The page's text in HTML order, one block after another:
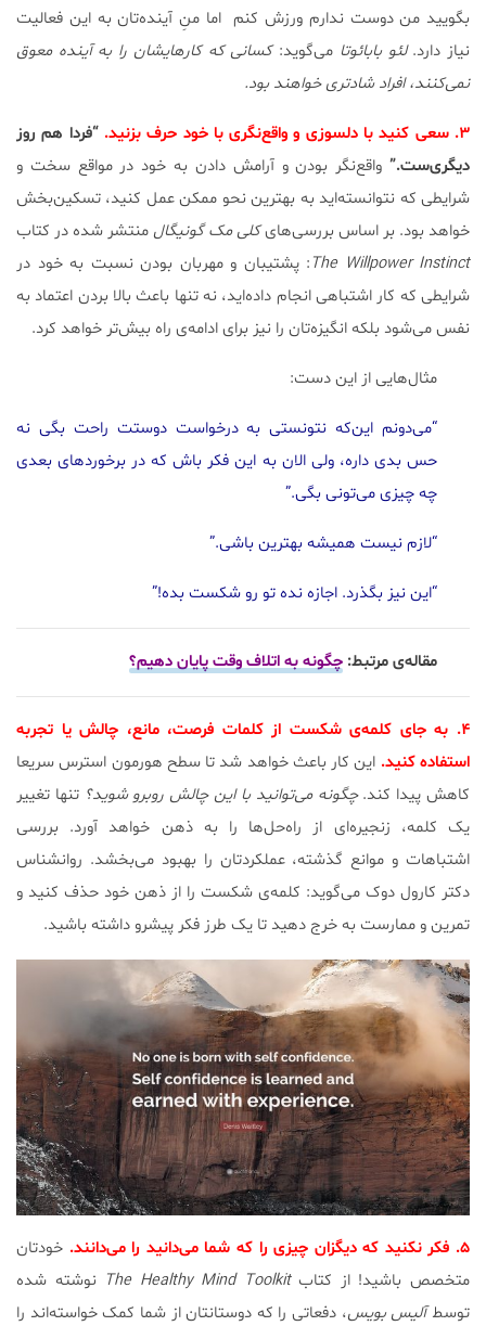
بگویید من دوست ندارم ورزش کنم اما منِ آینده‌تان به این فعالیت
نیاز دارد.لئو بابائوتا می‌گوید:کسانی که کارهایشان را به آینده معوق
نمی‌کنند، افراد شادتری خواهند بود.
۳. سعی کنید با دلسوزی و واقع‌نگری با خود حرف بزنید.
“فردا هم روز
دیگری‌ست.” واقع‌نگر بودن و آرامش دادن به خود در مواقع سخت و
شرایطی که نتوانسته‌اید به بهترین نحو ممکن عمل کنید، تسکین‌بخش
خواهد بود. بر اساس بررسی‌هایکلی مک گونیگال منتشر شده در کتاب
The Willpower Instinct: پشتیبان و مهربان بودن نسبت به خود در
شرایطی که کار اشتباهی انجام داده‌اید، نه تنها باعث بالا بردن اعتماد به
نفس می‌شود بلکه انگیزه‌تان را نیز برای ادامه‌ی راه بیش‌تر خواهد کرد.
مثال‌هایی از این دست:
“می‌دونم این‌که نتونستی به درخواست دوستت راحت بگی نه
حس بدی داره، ولی الان به این فکر باش که در برخوردهای بعدی
چه چیزی می‌تونی بگی.”
“لازم نیست همیشه بهترین باشی.”
“این نیز بگذرد. اجازه نده تو رو شکست بده!”
مقاله‌ی مرتبط: چگونه به اتلاف وقت پایان دهیم؟
۴. به جای کلمه‌ی شکست از کلمات فرصت، مانع، چالش یا تجربه
استفاده کنید. این کار باعث خواهد شد تا سطح هورمون استرس سریعا
کاهش پیدا کند.چگونه می‌توانید با این چالش روبرو شوید؟ تنها تغییر
یک کلمه، زنجیره‌ای از راه‌حل‌ها را به ذهن خواهد آورد. بررسی
اشتباهات و موانع گذشته، عملکردتان را بهبود می‌بخشد. روانشناس
دکتر کارول دوک می‌گوید: کلمه‌ی شکست را از ذهن خود حذف کنید و
تمرین و ممارست به خرج دهید تا یک طرز فکر پیشرو داشته باشید.
۵. فکر نکنید که دیگزان چیزی را که شما می‌دانید را می‌دانند.
خودتان
متخصص باشید! از کتابThe Healthy Mind Toolkit نوشته شده
توسطآلیس بویس، دفعاتی را که دوستانتان از شما کمک خواسته‌اند را